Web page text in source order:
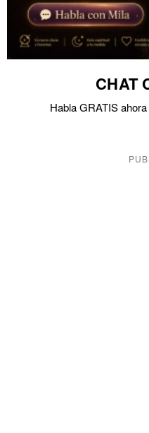
CHAT
Habla GRATIS